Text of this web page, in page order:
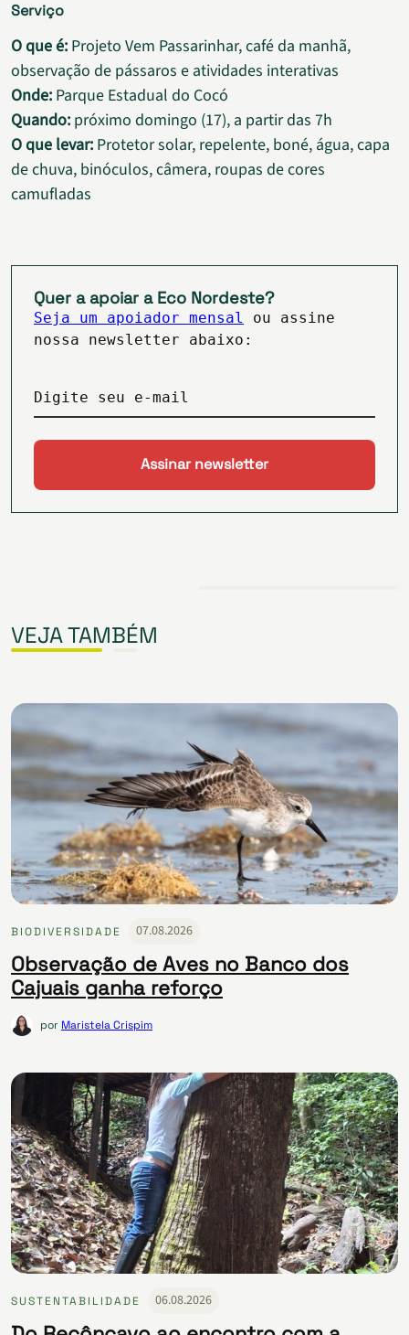
Serviço
O que é: Projeto Vem Passarinhar, café da manhã,
observação de pássaros e atividades interativas
Onde: Parque Estadual do Cocó
Quando: próximo domingo (17), a partir das 7h
O que levar: Protetor solar, repelente, boné, água, capa
de chuva, binóculos, câmera, roupas de cores
camufladas
Quer a apoiar a Eco Nordeste?
Seja um apoiador mensal
ou assine
nossa newsletter abaixo:
Digite seu e-mail
VEJA TAMBÉM
BIODIVERSIDADE 07.08.2026
Observação de Aves no Banco dos
Cajuais ganha reforço
por Maristela Crispim
SUSTENTABILIDADE 06.08.2026